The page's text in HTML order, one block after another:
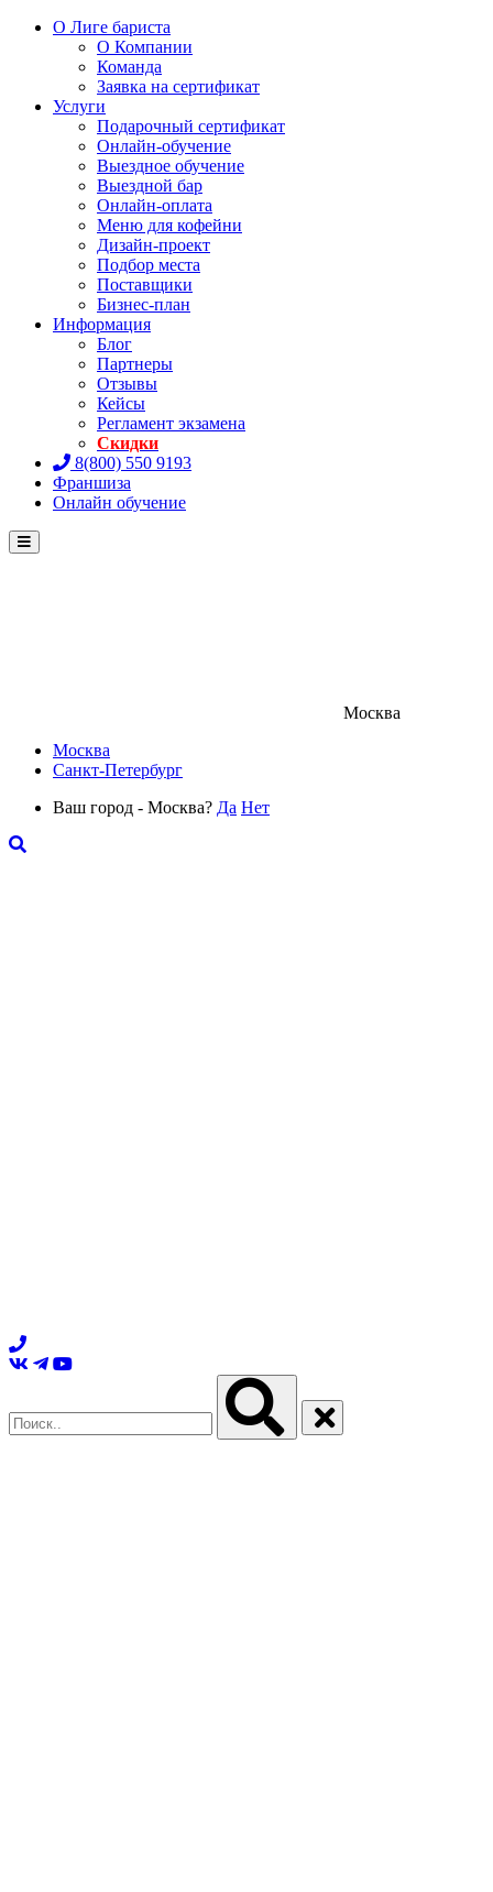
О Лиге бариста
О Компании
Команда
Заявка на сертификат
Услуги
Подарочный сертификат
Онлайн-обучение
Выездное обучение
Выездной бар
Онлайн-оплата
Меню для кофейни
Дизайн-проект
Подбор места
Поставщики
Бизнес-план
Информация
Блог
Партнеры
Отзывы
Кейсы
Регламент экзамена
Скидки
8(800) 550 9193
Франшиза
Онлайн обучение
Menu
Москва
Москва
Санкт-Петербург
Ваш город - Москва? Да Нет